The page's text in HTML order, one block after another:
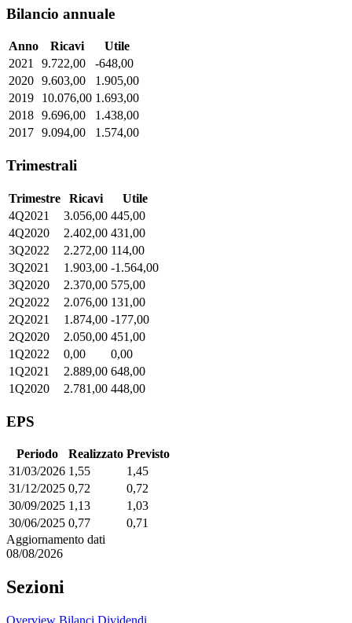
Bilancio annuale
Anno Ricavi
Utile
2021
9.722,00
-648,00
2020 9.603,00
1.905,00
2019
10.076,00 1.693,00
2018 9.696,00
1.438,00
2017 9.094,00 1.574,00
Trimestrali
Trimestre Ricavi
Utile
4Q2021
3.056,00 445,00
4Q2020
2.402,00 431,00
3Q2022
2.272,00 114,00
3Q2021
1.903,00 -1.564,00
3Q2020
2.370,00 575,00
2Q2022
2.076,00 131,00
2Q2021
1.874,00 -177,00
2Q2020
2.050,00 451,00
1Q2022
0,00
0,00
1Q2021
2.889,00 648,00
1Q2020
2.781,00 448,00
EPS
Periodo Realizzato Previsto
31/03/2026 1,55
1,45
31/12/2025 0,72
0,72
30/09/2025 1,13
1,03
30/06/2025 0,77
0,71
Aggiornamento dati
08/08/2026
Sezioni
Overview Bilanci Dividendi